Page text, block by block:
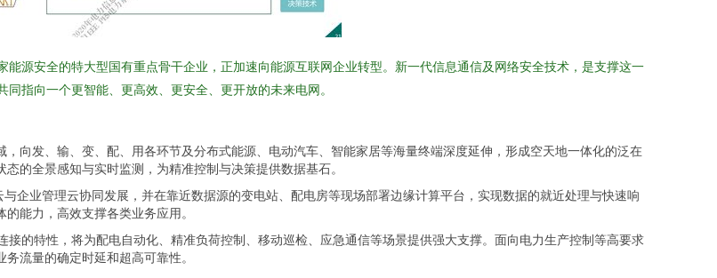
源安全的特大型国有重点骨干企业，正加速向能源互联网企业转型。新一代信息通信及网络安全技术，是支撑这一
指向一个更智能、更高效、更安全、更开放的未来电网。
，向发、输、变、配、用各环节及分布式能源、电动汽车、智能家居等海量终端深度延伸，形成空天地一体化的泛在
的全景感知与实时监测，为精准控制与决策提供数据基石。
企业管理云协同发展，并在靠近数据源的变电站、配电房等现场部署边缘计算平台，实现数据的就近处理与快速响
能力，高效支撑各类业务应用。
接的特性，将为配电自动化、精准负荷控制、移动巡检、应急通信等场景提供强大支撑。面向电力生产控制等高要求
流量的确定时延和超高可靠性。